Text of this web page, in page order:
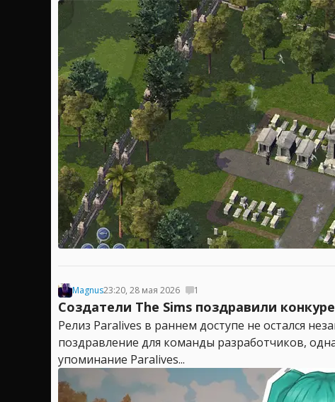
Magnus23:20, 28 мая 2026 1
Создатели The Sims поздравили
Релиз Paralives в раннем доступе не остался
поздравление для команды разработчиков,
упоминание Paralives...